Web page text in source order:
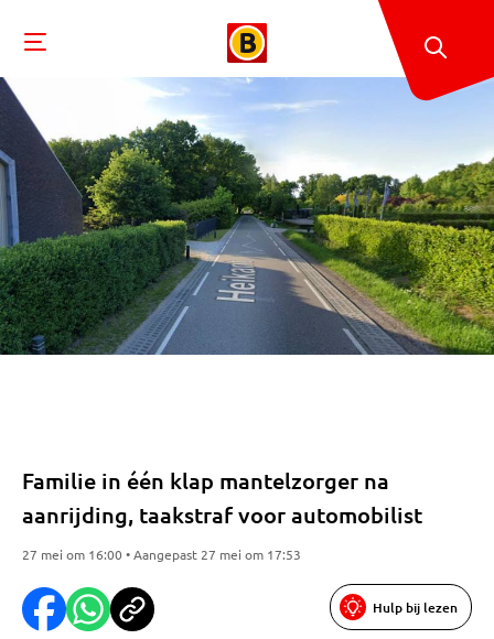
Familie in één klap mantelzorger na
aanrijding, taakstraf voor automobilist
27 mei om 16:00 • Aangepast 27 mei om 17:53
Hulp bij lezen